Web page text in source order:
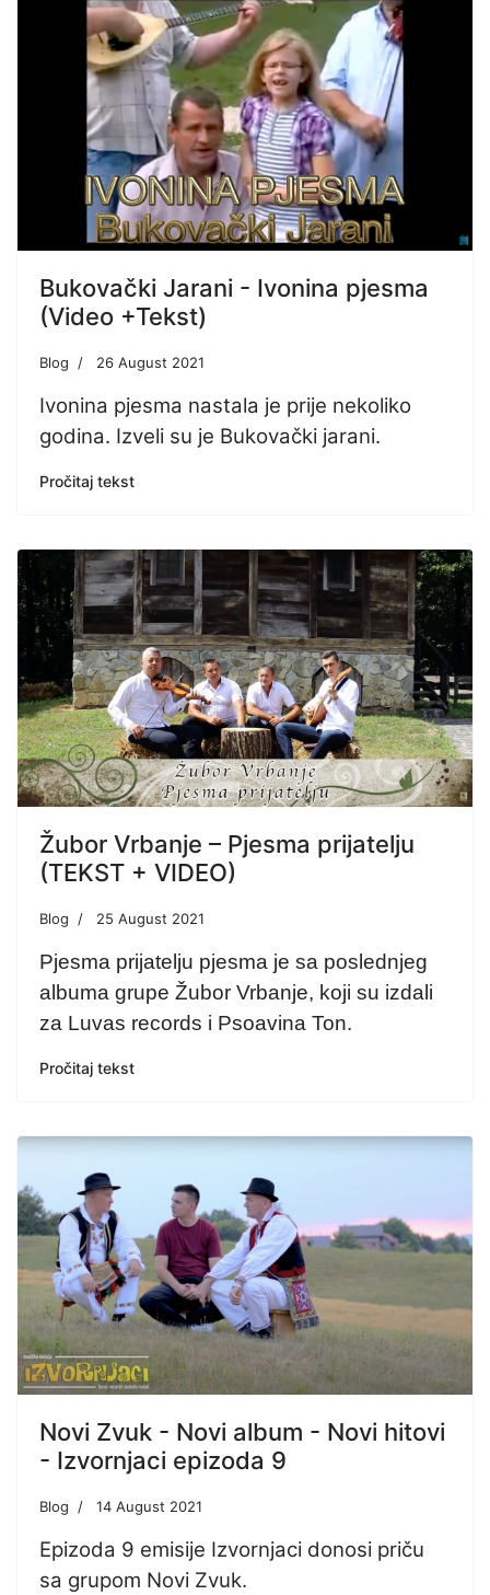
Bukovački Jarani - Ivonina pjesma
(Video +Tekst)
Blog 26 August 2021
Ivonina pjesma nastala je prije nekoliko
godina. Izveli su je Bukovački jarani.
Pročitaj tekst
Žubor Vrbanje – Pjesma prijatelju
(TEKST + VIDEO)
Blog 25 August 2021
Pjesma prijatelju pjesma je sa poslednjeg
albuma grupe Žubor Vrbanje, koji su izdali
za Luvas records i Psoavina Ton.
Pročitaj tekst
Novi Zvuk - Novi album - Novi hitovi
- Izvornjaci epizoda 9
Blog 14 August 2021
Epizoda 9 emisije Izvornjaci donosi priču
sa grupom Novi Zvuk.